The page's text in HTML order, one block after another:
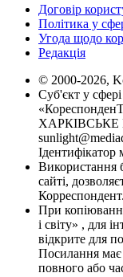
Договір
Політика у
Угода щодо
Редакція
© 2000-2026,
Суб'єкт у
ХАРКІВСЬКЕ
Ідентифікатор
Використання
сайті,
При
і світу» , для
відкрите для
Посилання має
повного або